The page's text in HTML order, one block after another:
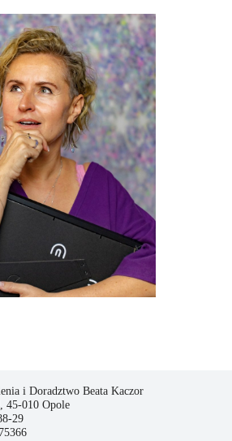
i Doradztwo Beata Kaczor
45-010 Opole
29